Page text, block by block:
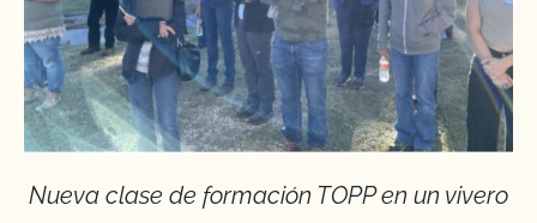
Nueva clase de formación TOPP en un vivero